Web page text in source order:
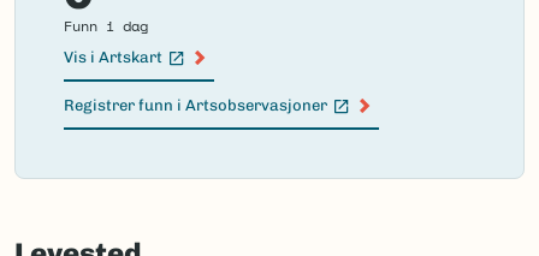
Funn i dag
Vis i Artskart
(Ekstern lenke)
Registrer funn i Artsobservasjoner
(Ekstern lenke)
Failed